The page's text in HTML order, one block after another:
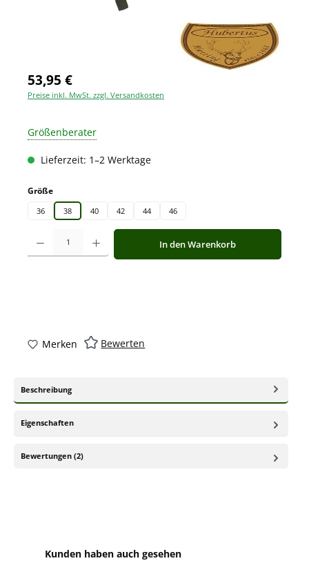
53,95 €
Preise inkl. MwSt. zzgl. Versandkosten
Größenberater
Lieferzeit: 1–2 Werktage
Größeauswählen
36 38 40 42 44 46
Produkt Anzahl: Gib den gewünschten Wert ein oder benutze die
In den Warenkorb
Merken Bewerten
Beschreibung
Eigenschaften
Bewertungen (2)
Produktgalerie überspringen
Kunden haben auch gesehen